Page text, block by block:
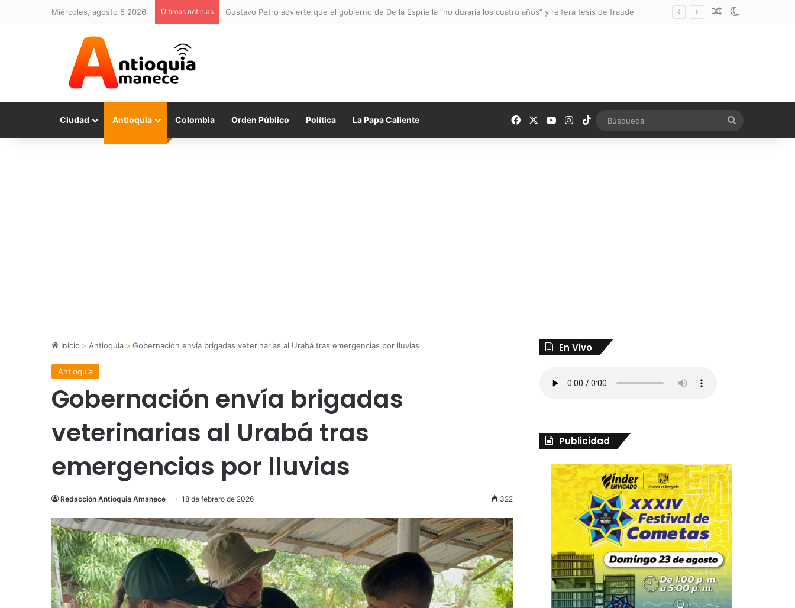
miércoles, agosto 5 2026 Últimas noticias Gustavo Petro advierte que el gobierno de De la Espriella “no duraría los cuatro años” y reitera tesis de fraude Noticia aleatoria
Ciudad Antioquia Colombia Orden Público Política La Papa Caliente FacebookYouTubeInstagram
TikTok
Inicio > Antioquia > Gobernación envía brigadas veterinarias al Urabá tras emergencias por lluvias
Antioquia
Gobernación envía brigadas
veterinarias al Urabá tras
emergencias por lluvias
Redacción Antioquia Amanece 18 de febrero de 2026 322
En Vivo
Publicidad